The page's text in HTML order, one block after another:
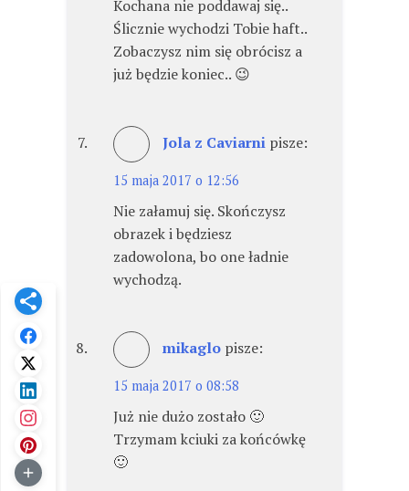
Kochana nie poddawaj się..
Ślicznie wychodzi Tobie haft..
Zobaczysz nim się obrócisz a
już będzie koniec.. 😉
Jola z Caviarni pisze:
15 maja 2017 o 12:56
Nie załamuj się. Skończysz
obrazek i będziesz
zadowolona, bo one ładnie
wychodzą.
mikaglo pisze:
15 maja 2017 o 08:58
Już nie dużo zostało 🙂
Trzymam kciuki za końcówkę
🙂